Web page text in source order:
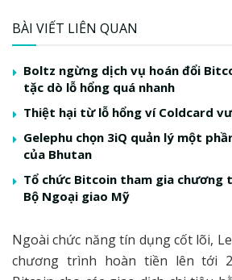
BÀI VIẾT LIÊN QUAN
Boltz ngừng dịch vụ hoán đổi
tặc dò lỗ hổng quá nhanh
Thiệt hại từ lỗ hổng ví Coldcard
Gelephu chọn 3iQ quản lý một
của Bhutan
Tổ chức Bitcoin tham gia chương
Bộ Ngoại giao Mỹ
Ngoài chức năng tín dụng cốt lõi,
chương trình hoàn tiền lên tới